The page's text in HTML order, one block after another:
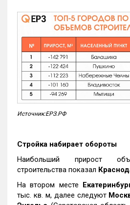
Источник:ЕРЗ.РФ
Стройка набирает обороты
Наибольший прирост
строительства показал
На втором месте
тыс. кв. м, далее следуют